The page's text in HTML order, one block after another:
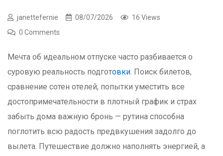
janettefernie 08/07/2026
16 Views
0 Comments
Мечта об идеальном отпуске часто разбивается о
суровую реальность подготовки. Поиск билетов,
сравнение сотен отелей, попытки уместить все
достопримечательности в плотный график и страх
забыть дома важную бронь — рутина способна
поглотить всю радость предвкушения задолго до
вылета. Путешествие должно наполнять энергией, а